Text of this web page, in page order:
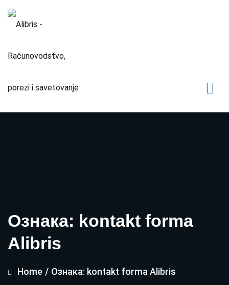
Ознака: kontakt forma
Alibris
Home / Ознака: kontakt forma Alibris